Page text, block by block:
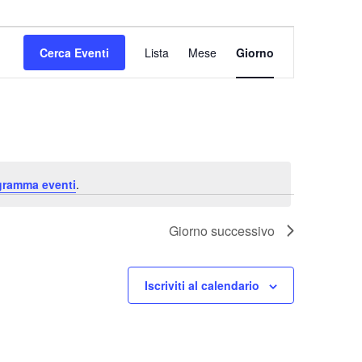
eventi.
Cerca Eventi
Evento
Viste
Navigazione
Lista Mese Giorno
Giorno successivo
Iscriviti al calendario